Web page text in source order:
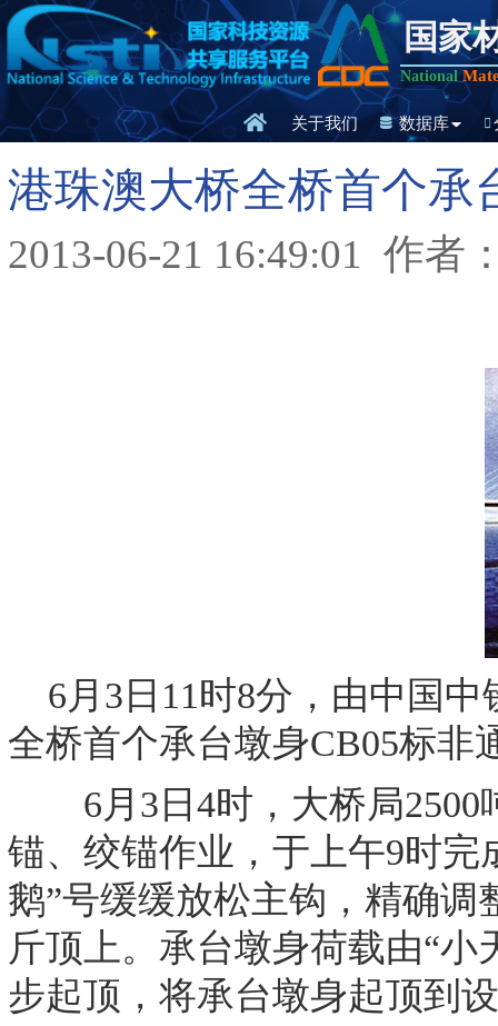
国家
National
关于我们 数据库
港珠澳大桥全桥首个承
2013-06-21 16:49:01 作者
6月3日11时8分，由中国中
全桥首个承台墩身CB05标非
6月3日4时，大桥局2500
锚、绞锚作业，于上午9时完
鹅”号缓缓放松主钩，精确
斤顶上。承台墩身荷载由“
步起顶，将承台墩身起顶到